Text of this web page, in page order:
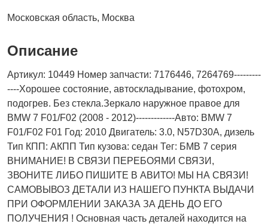
Московская область, Москва
Описание
Артикул: 10449 Номер запчасти: 7176446, 7264769---------
----Хорошее состояние, автоскладывание, фотохром,
подогрев. Без стекла.Зеркало наружное правое для
BMW 7 F01/F02 (2008 - 2012)-------------Авто: BMW 7
F01/F02 F01 Год: 2010 Двигатель: 3.0, N57D30A, дизель
Тип КПП: АКПП Тип кузова: седан Тег: БМВ 7 серия
ВНИМАНИЕ! В СВЯЗИ ПЕРЕБОЯМИ СВЯЗИ,
ЗВОНИТЕ ЛИБО ПИШИТЕ В АВИТО! МЫ НА СВЯЗИ!
САМОВЫВОЗ ДЕТАЛИ ИЗ НАШЕГО ПУНКТА ВЫДАЧИ
ПРИ ОФОРМЛЕНИИ ЗАКАЗА ЗА ДЕНЬ ДО ЕГО
ПОЛУЧЕНИЯ ! Основная часть деталей находится на